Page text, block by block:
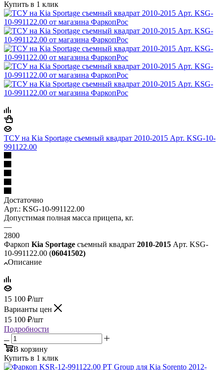
Купить в 1 клик
ТСУ на Kia Sportage съемный квадрат 2010-2015 Арт. KSG-10-
991122.00
Достаточно
Арт.: KSG-10-991122.00
Допустимая полная масса прицепа, кг.
—
2800
Фаркоп Kia Sportage съемный квадрат 2010-2015 Арт. KSG-
10-991122.00 (06041502)
Описание
15 100 ₽/шт
Варианты цен
15 100 ₽/шт
Подробности
В корзину
Купить в 1 клик